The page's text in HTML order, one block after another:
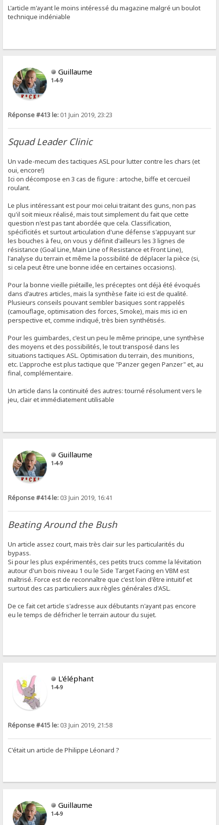
L'article m'ayant le moins intéressé du magazine malgré un boulot
technique indéniable
Guillaume
1-4-9
Réponse #413 le: 01 Juin 2019, 23:23
Squad Leader Clinic
Un vade-mecum des tactiques ASL pour lutter contre les chars (et
oui, encore!)
Ici on décompose en 3 cas de figure : artoche, biffe et cercueil
roulant.
Le plus intéressant est pour moi celui traitant des guns, non pas
qu'il soit mieux réalisé, mais tout simplement du fait que cette
question n'est pas tant abordée que cela. Classification,
spécificités et surtout articulation d'une défense s'appuyant sur
les bouches à feu, on vous y définit d'ailleurs les 3 lignes de
résistance (Goal Line, Main Line of Resistance et Front Line),
l'analyse du terrain et même la possibilité de déplacer la pièce (si,
si cela peut être une bonne idée en certaines occasions).
Pour la bonne vieille piétaille, les préceptes ont déjà été évoqués
dans d'autres articles, mais la synthèse faite ici est de qualité.
Plusieurs conseils pouvant sembler basiques sont rappelés
(camouflage, optimisation des forces, Smoke), mais mis ici en
perspective et, comme indiqué, très bien synthétisés.
Pour les guimbardes, c'est un peu le même principe, une synthèse
des moyens et des possibilités, le tout transposé dans les
situations tactiques ASL. Optimisation du terrain, des munitions,
etc. L'approche est plus tactique que "Panzer gegen Panzer" et, au
final, complémentaire.
Un article dans la continuité des autres: tourné résolument vers le
jeu, clair et immédiatement utilisable
Guillaume
1-4-9
Réponse #414 le: 03 Juin 2019, 16:41
Beating Around the Bush
Un article assez court, mais très clair sur les particularités du
bypass.
Si pour les plus expérimentés, ces petits trucs comme la lévitation
autour d'un bois niveau 1 ou le Side Target Facing en VBM est
maîtrisé. Force est de reconnaître que c'est loin d'être intuitif et
surtout des cas particuliers aux règles générales d'ASL.
De ce fait cet article s'adresse aux débutants n'ayant pas encore
eu le temps de défricher le terrain autour du sujet.
L'éléphant
1-4-9
Réponse #415 le: 03 Juin 2019, 21:58
C'était un article de Philippe Léonard ?
Guillaume
1-4-9